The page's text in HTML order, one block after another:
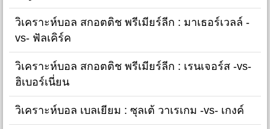
วิเคราะห์บอล สกอตติช พรีเมียร์ลีก : มาเธอร์เวลล์ -
vs- ฟัลเคิร์ค
วิเคราะห์บอล สกอตติช พรีเมียร์ลีก : เรนเจอร์ส -vs-
ฮิเบอร์เนี่ยน
วิเคราะห์บอล เบลเยียม : ซุลเต้ วาเรเกม -vs- เกงค์